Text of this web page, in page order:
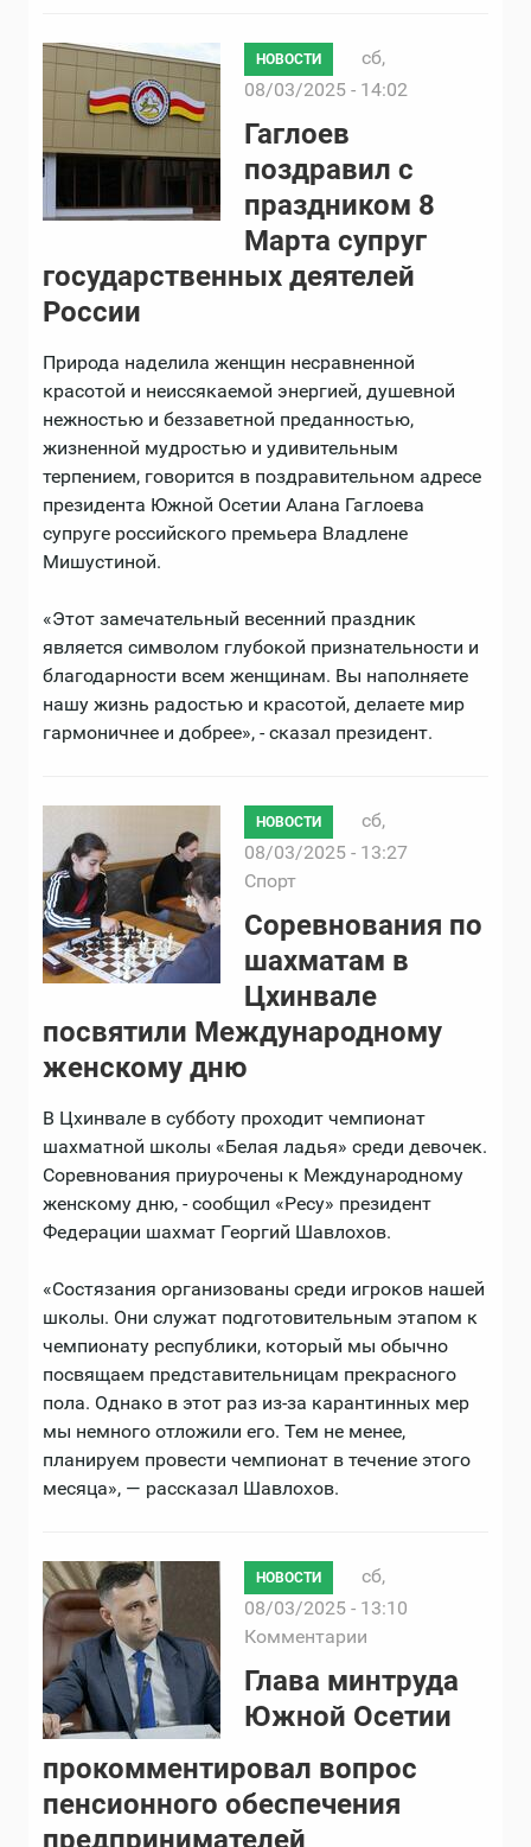
НОВОСТИ
сб,
08/03/2025 - 14:02
Гаглоев
поздравил с
праздником 8
Марта супруг
государственных деятелей
России
Природа наделила женщин несравненной
красотой и неиссякаемой энергией, душевной
нежностью и беззаветной преданностью,
жизненной мудростью и удивительным
терпением, говорится в поздравительном адресе
президента Южной Осетии Алана Гаглоева
супруге российского премьера Владлене
Мишустиной.
«Этот замечательный весенний праздник
является символом глубокой признательности и
благодарности всем женщинам. Вы наполняете
нашу жизнь радостью и красотой, делаете мир
гармоничнее и добрее», - сказал президент.
НОВОСТИ
сб,
08/03/2025 - 13:27
Спорт
Соревнования по
шахматам в
Цхинвале
посвятили Международному
женскому дню
В Цхинвале в субботу проходит чемпионат
шахматной школы «Белая ладья» среди девочек.
Соревнования приурочены к Международному
женскому дню, - сообщил «Ресу» президент
Федерации шахмат Георгий Шавлохов.
«Состязания организованы среди игроков нашей
школы. Они служат подготовительным этапом к
чемпионату республики, который мы обычно
посвящаем представительницам прекрасного
пола. Однако в этот раз из-за карантинных мер
мы немного отложили его. Тем не менее,
планируем провести чемпионат в течение этого
месяца», — рассказал Шавлохов.
НОВОСТИ
сб,
08/03/2025 - 13:10
Комментарии
Глава минтруда
Южной Осетии
прокомментировал вопрос
пенсионного обеспечения
предпринимателей